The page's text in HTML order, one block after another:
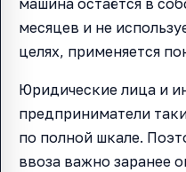
машина остаётся в
месяцев и не
целях, применяется
Юридические лица и
предприниматели
по полной шкале.
ввоза важно заранее